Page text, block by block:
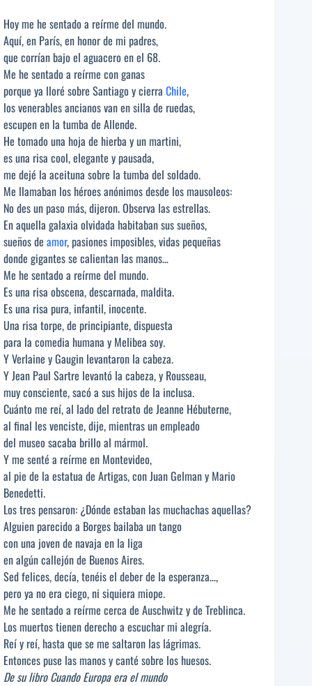
Hoy me he sentado a reírme del mundo.
Aquí, en París, en honor de mi padres,
que corrían bajo el aguacero en el 68.
Me he sentado a reírme con ganas
porque ya lloré sobre Santiago y cierra Chile,
los venerables ancianos van en silla de ruedas,
escupen en la tumba de Allende.
He tomado una hoja de hierba y un martini,
es una risa cool, elegante y pausada,
me dejé la aceituna sobre la tumba del soldado.
Me llamaban los héroes anónimos desde los mausoleos:
No des un paso más, dijeron. Observa las estrellas.
En aquella galaxia olvidada habitaban sus sueños,
sueños de amor, pasiones imposibles, vidas pequeñas
donde gigantes se calientan las manos…
Me he sentado a reírme del mundo.
Es una risa obscena, descarnada, maldita.
Es una risa pura, infantil, inocente.
Una risa torpe, de principiante, dispuesta
para la comedia humana y Melibea soy.
Y Verlaine y Gaugin levantaron la cabeza.
Y Jean Paul Sartre levantó la cabeza, y Rousseau,
muy consciente, sacó a sus hijos de la inclusa.
Cuánto me reí, al lado del retrato de Jeanne Hébuterne,
al final les venciste, dije, mientras un empleado
del museo sacaba brillo al mármol.
Y me senté a reírme en Montevideo,
al pie de la estatua de Artigas, con Juan Gelman y Mario
Benedetti.
Los tres pensaron: ¿Dónde estaban las muchachas aquellas?
Alguien parecido a Borges bailaba un tango
con una joven de navaja en la liga
en algún callejón de Buenos Aires.
Sed felices, decía, tenéis el deber de la esperanza…,
pero ya no era ciego, ni siquiera miope.
Me he sentado a reírme cerca de Auschwitz y de Treblinca.
Los muertos tienen derecho a escuchar mi alegría.
Reí y reí, hasta que se me saltaron las lágrimas.
Entonces puse las manos y canté sobre los huesos.
De su libro Cuando Europa era el mundo